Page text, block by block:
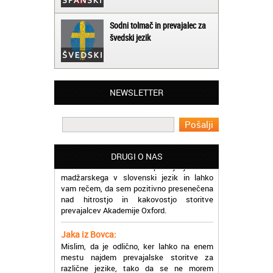
Sodni tolmač in prevajalec za
švedski jezik
NEWSLETTER
DRUGI O NAS
Matjaž iz Ajdovščine:
Lahko pohvalim vse zaposlene v Akademiji
Oxford, ker so resnično profesionalni in
prevajalske storitve opravljajo hitro in
učinkoviti.
Potrebovala sem prevajanje iz
vam rečem, da sem pozitivno presenečena
nad hitrostjo in kakovostjo storitve
prevajalcev Akademije Oxford.
Jaka iz Bovca:
Mislim, da je odlično, ker lahko na enem
mestu najdem prevajalske storitve za
različne jezike, tako da se ne morem
sprehajati od prevajalca do prevajalca.